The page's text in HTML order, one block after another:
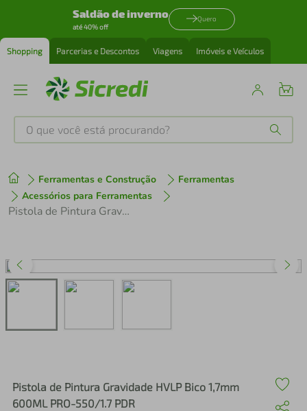
Saldão de inverno
até 40% off
Quero
Shopping Parcerias e Descontos Viagens Imóveis e Veículos
O que você está procurando?
Ferramentas e Construção
Ferramentas
Acessórios para Ferramentas
Pistola de Pintura Gravidade HVLP Bico 1,7mm 600ML PRO-550/1.7 PDR
Pistola de Pintura Gravidade HVLP Bico 1,7mm
600ML PRO-550/1.7 PDR
1º tenis